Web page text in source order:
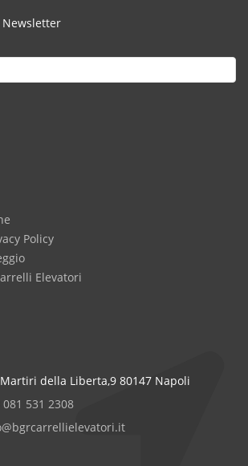
Policy
Elevatori
della Liberta,9 80147 Napoli
081 531 2308